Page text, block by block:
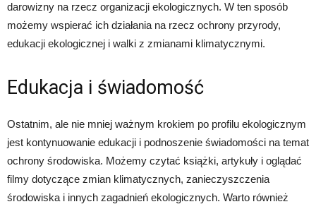
darowizny na rzecz organizacji ekologicznych. W ten sposób
możemy wspierać ich działania na rzecz ochrony przyrody,
edukacji ekologicznej i walki z zmianami klimatycznymi.
Edukacja i świadomość
Ostatnim, ale nie mniej ważnym krokiem po profilu ekologicznym
jest kontynuowanie edukacji i podnoszenie świadomości na temat
ochrony środowiska. Możemy czytać książki, artykuły i oglądać
filmy dotyczące zmian klimatycznych, zanieczyszczenia
środowiska i innych zagadnień ekologicznych. Warto również